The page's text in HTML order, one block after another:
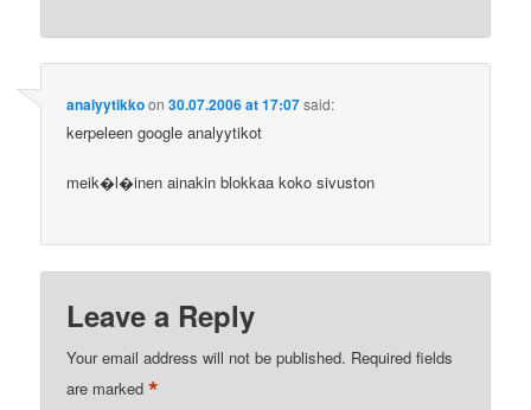
analyytikkoon30.07.2006 at 17:07said:
kerpeleen google analyytikot
meik�l�inen ainakin blokkaa koko sivuston
Leave a Reply
Your email address will not be published. Required fields
are marked*